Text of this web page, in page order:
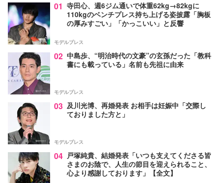
01 寺田心、週6ジム通いで体重62kg→82kgに
110kgのベンチプレス持ち上げる姿披露「胸板
の厚みすごい」「かっこいい」と反響
モデルプレス
02 中島歩、“明治時代の文豪”の玄孫だった「教科
書にも載っている」名前も先祖に由来
モデルプレス
03 及川光博、再婚発表 お相手は妊娠中「交際し
ておりました方と」
モデルプレス
04 戸塚純貴、結婚発表「いつも支えてくださる皆
さまのお陰で、人生の節目を迎えられること、
心より感謝しております」【全文】